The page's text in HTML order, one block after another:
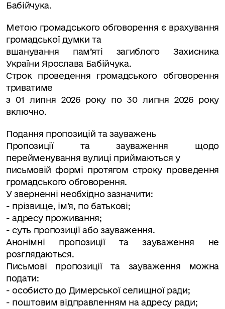
Бабійчука.
Метою громадського обговорення є врахування
громадської думки та
вшанування пам’яті загиблого Захисника
України Ярослава Бабійчука.
Строк проведення громадського обговорення
триватиме
з 01 липня 2026 року по 30 липня 2026 року
включно.
Подання пропозицій та зауважень
Пропозиції та зауваження щодо
перейменування вулиці приймаються у
письмовій формі протягом строку проведення
громадського обговорення.
У зверненні необхідно зазначити:
- прізвище, ім’я, по батькові;
- адресу проживання;
- суть пропозиції або зауваження.
Анонімні пропозиції та зауваження не
розглядаються.
Письмові пропозиції та зауваження можна
подати:
- особисто до Димерської селищної ради;
- поштовим відправленням на адресу ради;